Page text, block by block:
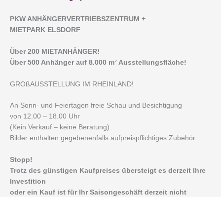
P KW ANHÄNGERVERTRIEBSZENTRUM +
MIETPARK ELSDORF
Über 200 MIETANHÄNGER!
Über 500 Anhänger auf 8.000 m² Ausstellungsfläche!
GROßAUSSTELLUNG IM RHEINLAND!
An Sonn- und Feiertagen freie Schau und Besichtigung
von 12.00 – 18.00 Uhr
(Kein Verkauf – keine Beratung)
Bilder enthalten gegebenenfalls aufpreispflichtiges Zubehör.
Stopp!
Trotz des günstigen Kaufpreises übersteigt es derzeit Ihre
Investition
oder ein Kauf ist für Ihr Saisongeschäft derzeit nicht